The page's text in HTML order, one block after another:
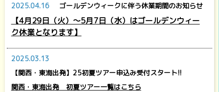
2025.04.16 ゴールデンウィークに伴う休業期間のお知らせ
【4月29日（火）～5月7日（水）はゴールデンウィー
ク休業となります】
2025.03.13
【関西・東海出発】25初夏ツアー申込み受付スタート!!
関西・東海出発 初夏ツアー一覧はこちら